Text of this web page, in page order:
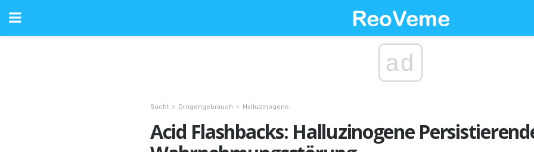
ad
Sucht Drogengebrauch Halluzinogene
Acid Flashbacks: Halluzinogene